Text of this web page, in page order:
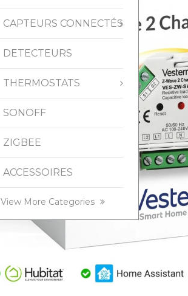
CAPTEURS CONNECTÉS
DETECTEURS
THERMOSTATS
SONOFF
ZIGBEE
ACCESSOIRES
Contact
Blog
View More Categories
View Less Categories